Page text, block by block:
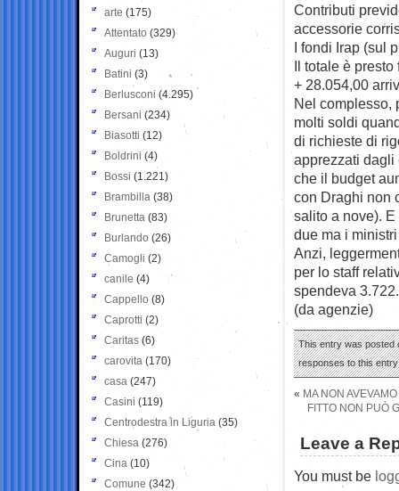
Contributi
accessorie
I fondi Irap (sul
Il totale è
+ 28.054,00
Nel complesso,
molti soldi
di richieste di
apprezzati dagli
che il budget
con Draghi non
salito a nove).
due ma i
Anzi,
per lo staff
spendeva
(da agenzie)
This entry was posted
responses to this
« MA NON
FITTO NON PUÒ
Leave a
You must be
arte (175)
Attentato (329)
Auguri (13)
Batini (3)
Berlusconi (4.295)
Bersani (234)
Biasotti (12)
Boldrini (4)
Bossi (1.221)
Brambilla (38)
Brunetta (83)
Burlando (26)
Camogli (2)
canile (4)
Cappello (8)
Caprotti (2)
Caritas (6)
carovita (170)
casa (247)
Casini (119)
Centrodestra in Liguria (35)
Chiesa (276)
Cina (10)
Comune (342)